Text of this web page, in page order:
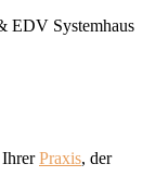
EDV Systemhaus
IhrerPraxis, der